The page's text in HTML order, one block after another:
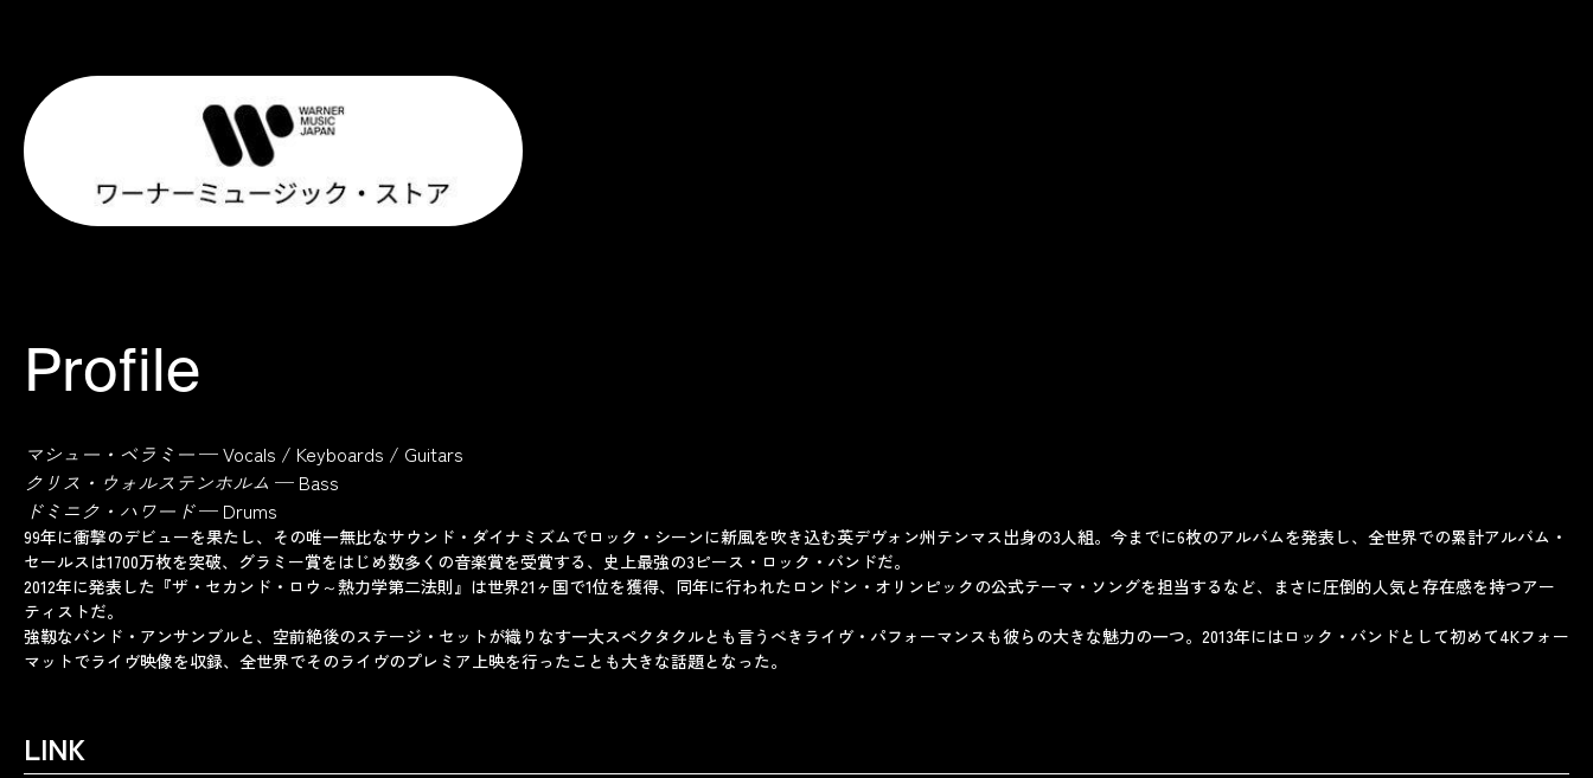
Profile
マシュー・ベラミー─ Vocals / Keyboards / Guitars
クリス・ウォルステンホルム ─ Bass
ドミニク・ハワード─ Drums
99年に衝撃のデビューを果たし、その唯一無比なサウンド・ダイナミズムでロック・シーンに新風を吹き込む英デヴォン州テンマス出身の3人組。今までに6枚のアルバムを発表し、全世界での累計アルバム・
セールスは1700万枚を突破、グラミー賞をはじめ数多くの音楽賞を受賞する、史上最強の3ピース・ロック・バンドだ。
2012年に発表した『ザ・セカンド・ロウ～熱力学第二法則』は世界21ヶ国で1位を獲得、同年に行われたロンドン・オリンピックの公式テーマ・ソングを担当するなど、まさに圧倒的人気と存在感を持つアー
ティストだ。
強靱なバンド・アンサンブルと、空前絶後のステージ・セットが織りなす一大スペクタクルとも言うべきライヴ・パフォーマンスも彼らの大きな魅力の一つ。2013年にはロック・バンドとして初めて4Kフォー
マットでライヴ映像を収録、全世界でそのライヴのプレミア上映を行ったことも大きな話題となった。
LINK